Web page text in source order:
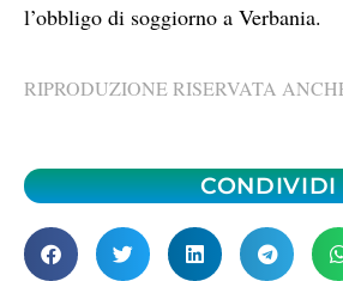
l’obbligo di soggiorno a Verbania.
RIPRODUZIONE RISERVATA
CONDIVIDI